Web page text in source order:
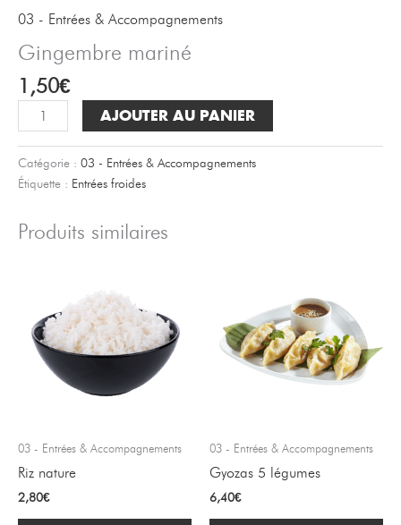
03 - Entrées & Accompagnements
Gingembre mariné
1,50€
quantité
de
Gingembre
mariné
AJOUTER AU PANIER
Catégorie : 03 - Entrées & Accompagnements
Étiquette : Entrées froides
Produits similaires
03 - Entrées & Accompagnements
Riz nature
2,80€
03 - Entrées & Accompagnements
Gyozas 5 légumes
6,40€